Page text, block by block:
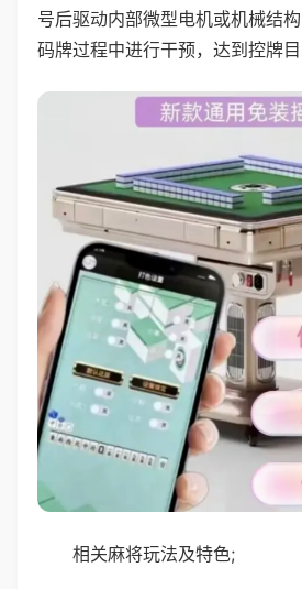
号后驱动内部微型电机或机械结构
码牌过程中进行干预，达到控牌目
相关麻将玩法及特色;